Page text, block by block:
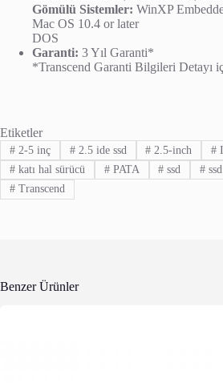
Gömülü Sistemler: WinXP
Mac OS 10.4 or later
DOS
Garanti: 3 Yıl Garanti*
*Transcend Garanti Bilgileri Detayı
Etiketler
#2-5 inç #2.5 ide ssd # 2.5-inch #
#katı hal sürücü #PATA # ssd #
#Transcend
Benzer Ürünler